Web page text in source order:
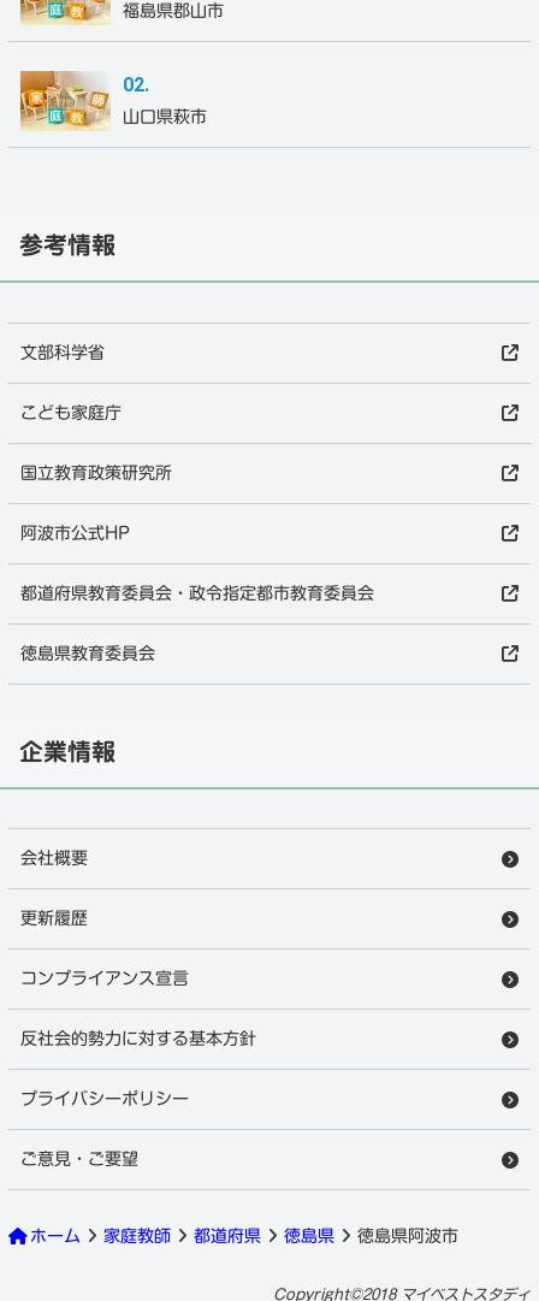
阿波市の家庭教師
福島県郡山市
山口県萩市
参考情報
文部科学省
こども家庭庁
国立教育政策研究所
阿波市公式HP
都道府県教育委員会・政令指定都市教育委員会
徳島県教育委員会
企業情報
会社概要
更新履歴
コンプライアンス宣言
反社会的勢力に対する基本方針
プライバシーポリシー
ご意見・ご要望
ホーム 家庭教師 都道府県 徳島県 徳島県阿波市
Copyright©2018 マイベストスタディ